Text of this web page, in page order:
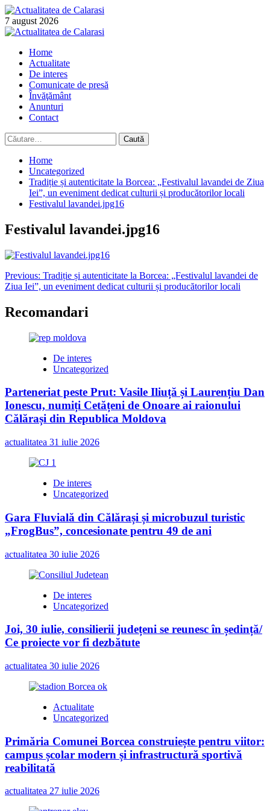
Skip
to
content
7 august 2026
Primary
Home
Actualitate
De interes
Comunicate de presă
Învăţământ
Anunturi
Contact
Caută
după:
Home
Uncategorized
Tradiție și autenticitate la Borcea: „Festivalul lavandei de Ziua
Iei”, un eveniment dedicat culturii și producătorilor locali
Festivalul lavandei.jpg16
Festivalul lavandei.jpg16
Post
navigation
Previous: Tradiție și autenticitate la Borcea: „Festivalul lavandei de
Ziua Iei”, un eveniment dedicat culturii și producătorilor locali
Recomandari
De interes
Uncategorized
Parteneriat peste Prut: Vasile Iliuță și Laurențiu Dan
Ionescu, numiți Cetățeni de Onoare ai raionului
Călărași din Republica Moldova
actualitatea 31 iulie 2026
De interes
Uncategorized
Gara Fluvială din Călărași și microbuzul turistic
„FrogBus”, concesionate pentru 49 de ani
actualitatea 30 iulie 2026
De interes
Uncategorized
Joi, 30 iulie, consilierii județeni se reunesc în ședință/
Ce proiecte vor fi dezbătute
actualitatea 30 iulie 2026
Actualitate
Uncategorized
Primăria Comunei Borcea construiește pentru viitor:
campus școlar modern și infrastructură sportivă
reabilitată
actualitatea 27 iulie 2026